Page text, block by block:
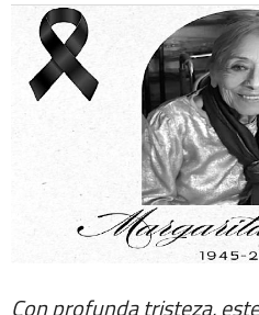
Con profunda tristeza,